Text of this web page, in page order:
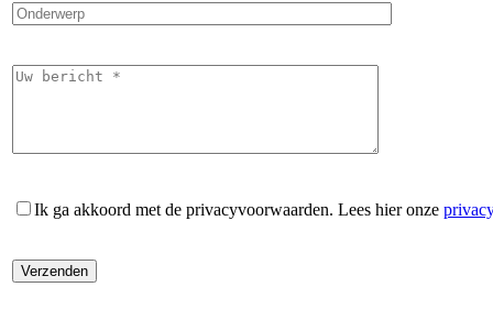
Ik ga akkoord met de privacyvoorwaarden. Lees hier onze